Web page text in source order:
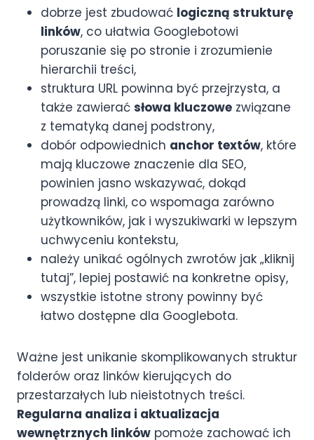
dobrze jest zbudować logiczną strukturę
linków, co ułatwia Googlebotowi
poruszanie się po stronie i zrozumienie
hierarchii treści,
struktura URL powinna być przejrzysta, a
także zawierać słowa kluczowe związane
z tematyką danej podstrony,
dobór odpowiednich anchor textów, które
mają kluczowe znaczenie dla SEO,
powinien jasno wskazywać, dokąd
prowadzą linki, co wspomaga zarówno
użytkowników, jak i wyszukiwarki w lepszym
uchwyceniu kontekstu,
należy unikać ogólnych zwrotów jak „kliknij
tutaj”, lepiej postawić na konkretne opisy,
wszystkie istotne strony powinny być
łatwo dostępne dla Googlebota.
Ważne jest unikanie skomplikowanych struktur
folderów oraz linków kierujących do
przestarzałych lub nieistotnych treści.
Regularna analiza i aktualizacja
wewnętrznych linków pomoże zachować ich